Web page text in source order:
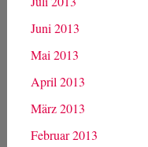
Juni 2013
Mai 2013
April 2013
März 2013
Februar 2013